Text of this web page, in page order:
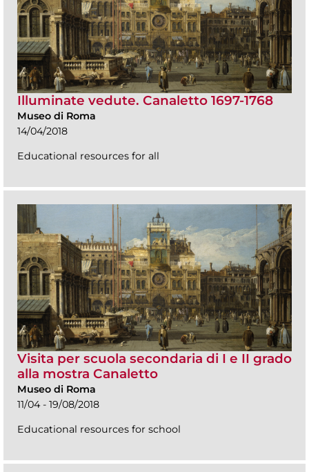
Illuminate vedute. Canaletto 1697-1768
Museo di Roma
14/04/2018
Educational resources for all
Visita per scuola secondaria di I e II grado
alla mostra Canaletto
Museo di Roma
11/04 - 19/08/2018
Educational resources for school